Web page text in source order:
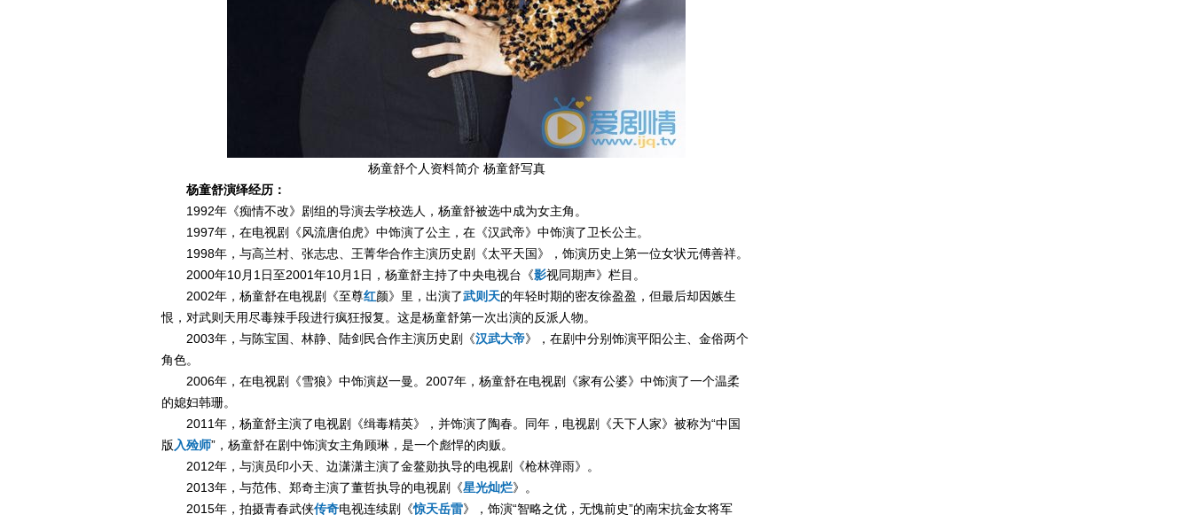
杨童舒个人资料简介 杨童舒写真
杨童舒演绎经历：
1992年《痴情不改》剧组的导演去学校选人，杨童舒被选中成为女主角。
1997年，在电视剧《风流唐伯虎》中饰演了公主，在《汉武帝》中饰演了卫长公主。
1998年，与高兰村、张志忠、王菁华合作主演历史剧《太平天国》，饰演历史上第一位女状元傅善祥。
2000年10月1日至2001年10月1日，杨童舒主持了中央电视台《影视同期声》栏目。
2002年，杨童舒在电视剧《至尊红颜》里，出演了武则天的年轻时期的密友徐盈盈，但最后却因嫉生
恨，对武则天用尽毒辣手段进行疯狂报复。这是杨童舒第一次出演的反派人物。
2003年，与陈宝国、林静、陆剑民合作主演历史剧《汉武大帝》，在剧中分别饰演平阳公主、金俗两个
角色。
2006年，在电视剧《雪狼》中饰演赵一曼。2007年，杨童舒在电视剧《家有公婆》中饰演了一个温柔
的媳妇韩珊。
2011年，杨童舒主演了电视剧《缉毒精英》，并饰演了陶春。同年，电视剧《天下人家》被称为“中国
版 入殓师”，杨童舒在剧中饰演女主角顾琳，是一个彪悍的肉贩。
2012年，与演员印小天、边潇潇主演了金鳌勋执导的电视剧《枪林弹雨》。
2013年，与范伟、郑奇主演了董哲执导的电视剧《星光灿烂》。
2015年，拍摄青春武侠传奇电视连续剧《惊天岳雷》，饰演“智略之优，无愧前史”的南宋抗金女将军